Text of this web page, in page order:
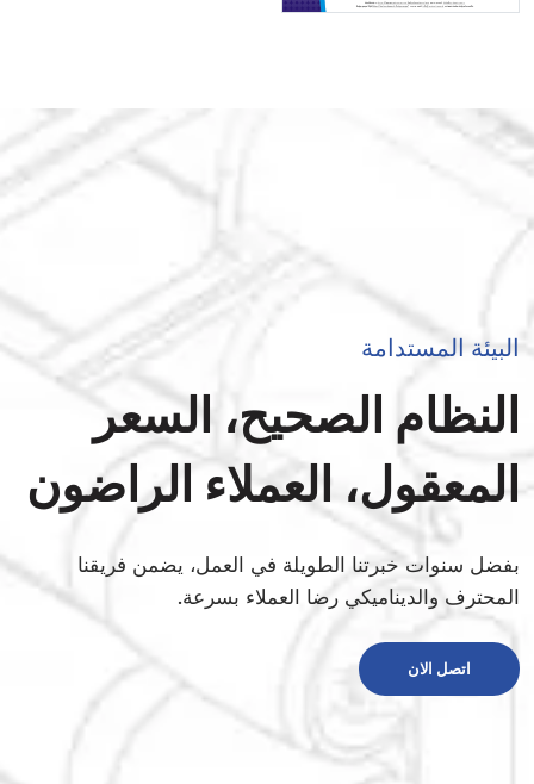
البيئة المستدامة
النظام الصحيح، السعر
المعقول، العملاء الراضون
بفضل سنوات خبرتنا الطويلة في العمل، يضمن فريقنا
المحترف والديناميكي رضا العملاء بسرعة.
اتصل الان